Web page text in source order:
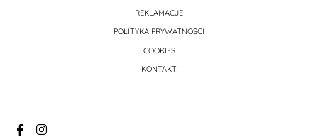
REKLAMACJE
POLITYKA PRYWATNOŚCI
COOKIES
KONTAKT